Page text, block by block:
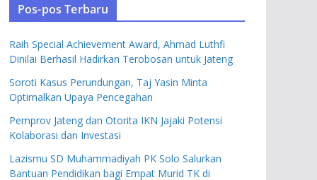
Pos-pos Terbaru
Raih Special Achievement Award, Ahmad Luthfi
Dinilai Berhasil Hadirkan Terobosan untuk Jateng
Soroti Kasus Perundungan, Taj Yasin Minta
Optimalkan Upaya Pencegahan
Pemprov Jateng dan Otorita IKN Jajaki Potensi
Kolaborasi dan Investasi
Lazismu SD Muhammadiyah PK Solo Salurkan
Bantuan Pendidikan bagi Empat Murid TK di